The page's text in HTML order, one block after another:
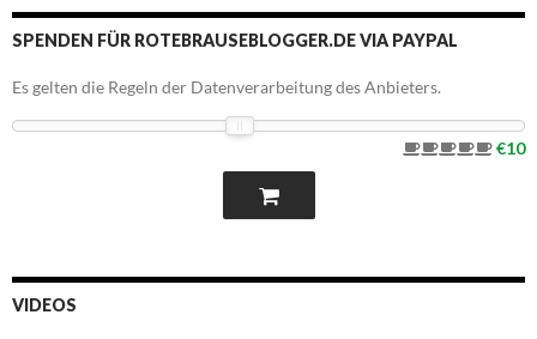
SPENDEN FÜR ROTEBRAUSEBLOGGER.DE VIA PAYPAL
Es gelten die Regeln der Datenverarbeitung des Anbieters.
€10
VIDEOS